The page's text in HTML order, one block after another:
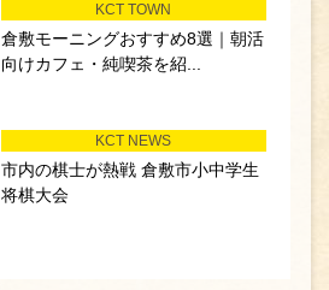
KCT TOWN
倉敷モーニングおすすめ8選｜朝活
向けカフェ・純喫茶を紹...
KCT NEWS
市内の棋士が熱戦 倉敷市小中学生
将棋大会